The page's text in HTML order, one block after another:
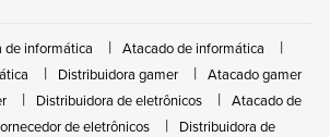
de informática
Atacado de informática
Distribuidora gamer
Atacado gamer
Distribuidora de eletrônicos
Atacado de
de eletrônicos
Distribuidora de